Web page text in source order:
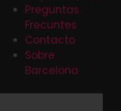
Preguntas
Frecuntes
Contacto
Sobre
Barcelona